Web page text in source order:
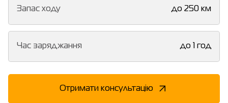
Запас ходу до 250 км
Час заряджання до 1 год
Отримати консультацію